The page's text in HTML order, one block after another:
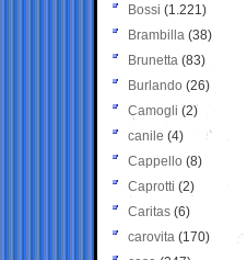
Bossi (1.221)
Brambilla (38)
Brunetta (83)
Burlando (26)
Camogli (2)
canile (4)
Cappello (8)
Caprotti (2)
Caritas (6)
carovita (170)